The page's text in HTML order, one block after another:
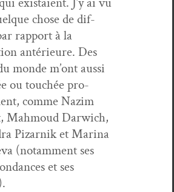
chose de dif­
rap­port à la
antérieure. Des
monde m’ont aus­si
ou touchée pro­
comme Naz­im
Mah­moud Dar­wich,
Pizarnik et Mari­na
(notam­ment ses
et ses